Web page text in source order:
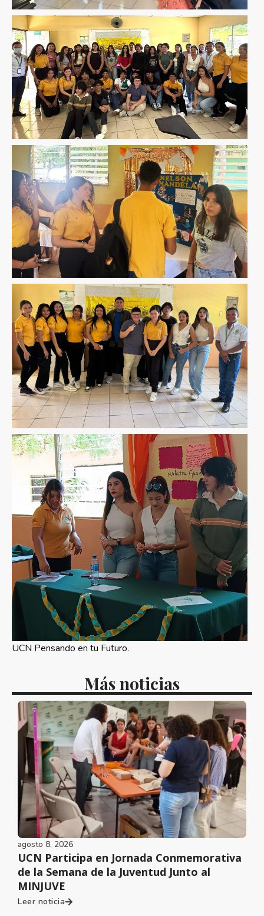
UCN Pensando en tu Futuro.
Más noticias
agosto 8, 2026
UCN Participa en Jornada Conmemorativa
de la Semana de la Juventud Junto al
MINJUVE
Leer noticia